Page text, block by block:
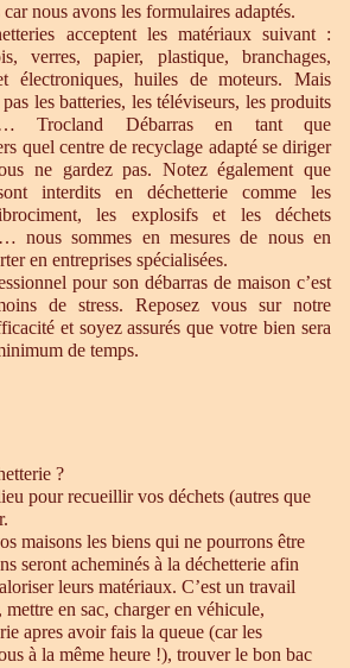
nous avons les formulaires adaptés.
acceptent les matériaux suivant :
verres, papier, plastique, branchages,
électroniques, huiles de moteurs. Mais
les batteries, les téléviseurs, les produits
Trocland Débarras en tant que
quel centre de recyclage adapté se diriger
ne gardez pas. Notez également que
interdits en déchetterie comme les
les explosifs et les déchets
nous sommes en mesures de nous en
en entreprises spécialisées.
pour son débarras de maison c’est
de stress. Reposez vous sur notre
et soyez assurés que votre bien sera
de temps.
?
pour recueillir vos déchets (autres que
maisons les biens qui ne pourrons être
seront acheminés à la déchetterie afin
leurs matériaux. C’est un travail
en sac, charger en véhicule,
apres avoir fais la queue (car les
à la même heure !), trouver le bon bac